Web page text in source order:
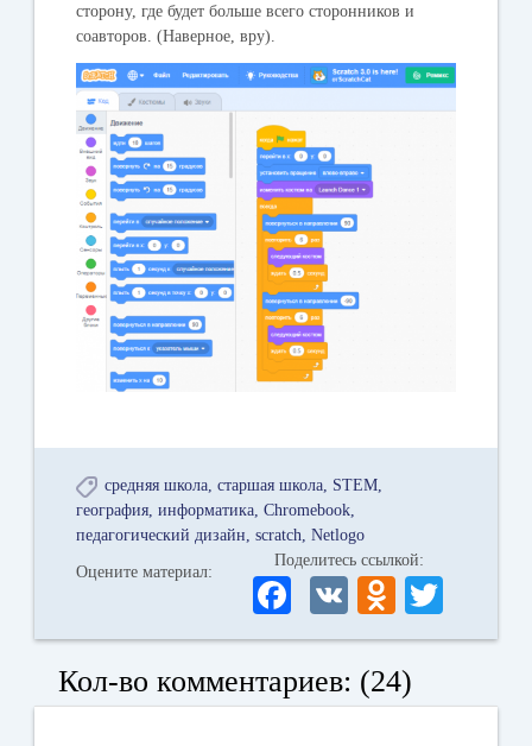
сторону, где будет больше всего сторонников и
соавторов. (Наверное, вру).
средняя школа старшая школа STEM
география информатика Chromebook
педагогический дизайн
scratch Netlogo
Оцените материал:
Поделитесь ссылкой:
Fa
ce
bo
ok
V
K
O
dn
ok
la
wi
r
Кол-во комментариев: (24)